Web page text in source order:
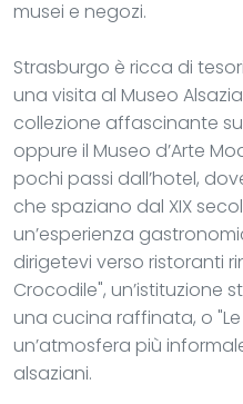
musei e negozi.
Strasburgo è ricca di
una visita al Museo
collezione affascinante
oppure il Museo d’Arte
pochi passi dall’hotel,
che spaziano dal XIX
un’esperienza
dirigetevi verso ristoranti
Crocodile", un’istituzione
una cucina raffinata, o
un’atmosfera più
alsaziani.